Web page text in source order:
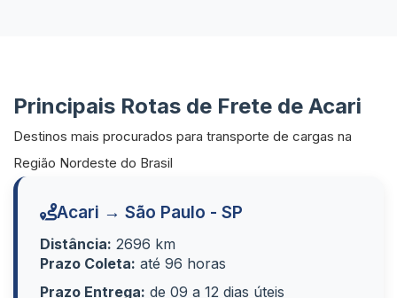
Principais Rotas de Frete de Acari
Destinos mais procurados para transporte de cargas na
Região Nordeste do Brasil
Acari → São Paulo - SP
Distância: 2696 km
Prazo Coleta: até 96 horas
Prazo Entrega: de 09 a 12 dias úteis